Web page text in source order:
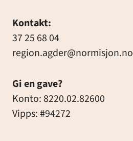
Kontakt:
37 25 68 04
region.agder@normisjon.no
Gi en gave?
Konto: 8220.02.82600
Vipps: #94272